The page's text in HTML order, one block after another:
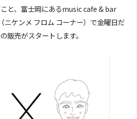
と、富士岡にあるmusic cafe & bar
ケンメ フロム コーナー）で金曜日だ
販売がスタートします。